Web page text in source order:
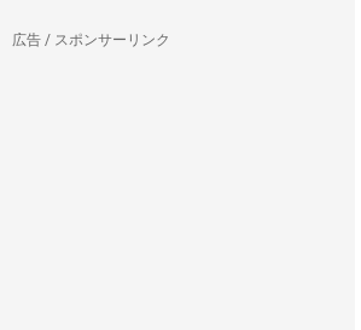
広告 / スポンサーリンク